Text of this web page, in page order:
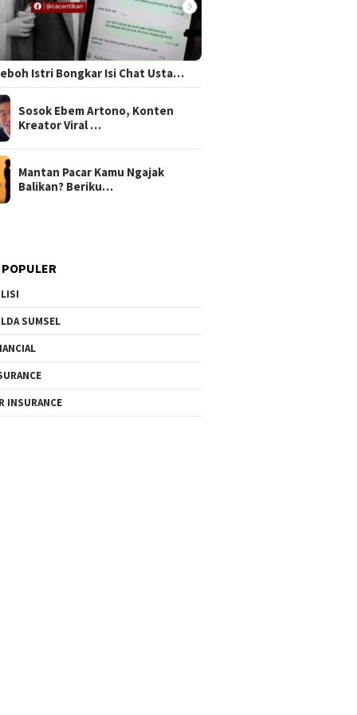
Istri Bongkar Isi Chat Usta…
Sosok Ebem Artono, Konten
Kreator Viral …
Mantan Pacar Kamu Ngajak
Balikan? Beriku…
SUMSEL
INSURANCE